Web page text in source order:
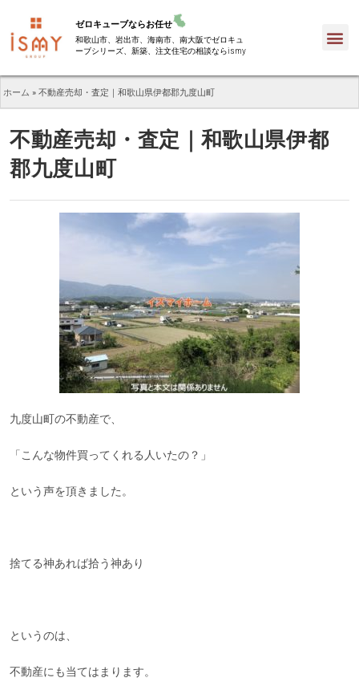
ゼロキューブならお任せ
和歌山市、岩出市、海南市、南大阪でゼロキュ
ーブシリーズ、新築、注文住宅の相談ならismy
ホーム » 不動産売却・査定｜和歌山県伊都郡九度山町
不動産売却・査定｜和歌山県伊都
郡九度山町
九度山町の不動産で、
「こんな物件買ってくれる人いたの？」
という声を頂きました。
捨てる神あれば拾う神あり
というのは、
不動産にも当てはまります。